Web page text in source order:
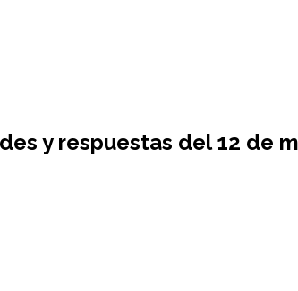
y respuestas del 12 de